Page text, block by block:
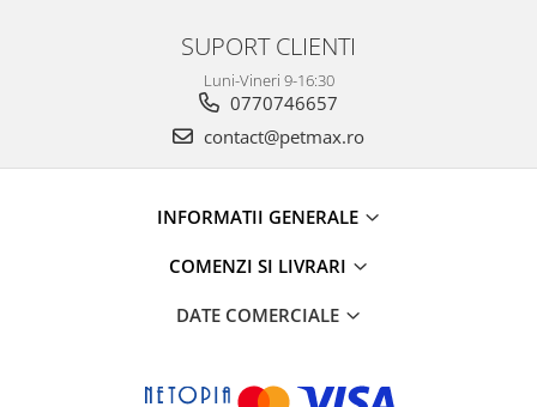
SUPORT CLIENTI
Luni-Vineri 9-16:30
0770746657
contact@petmax.ro
INFORMATII GENERALE
COMENZI SI LIVRARI
DATE COMERCIALE